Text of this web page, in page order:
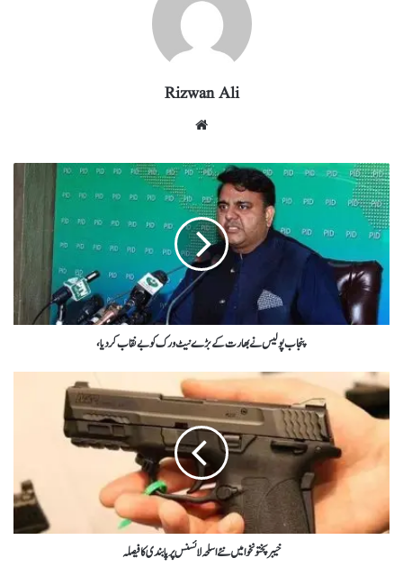
m
Rizwan Ali
پنجاب پولیس نے بھارت کے بڑے نیٹ ورک کو بے نقاب کردیا،
خیبر پختونخوا میں نئے اسلحہ لائسنس پر پابندی کا فیصلہ